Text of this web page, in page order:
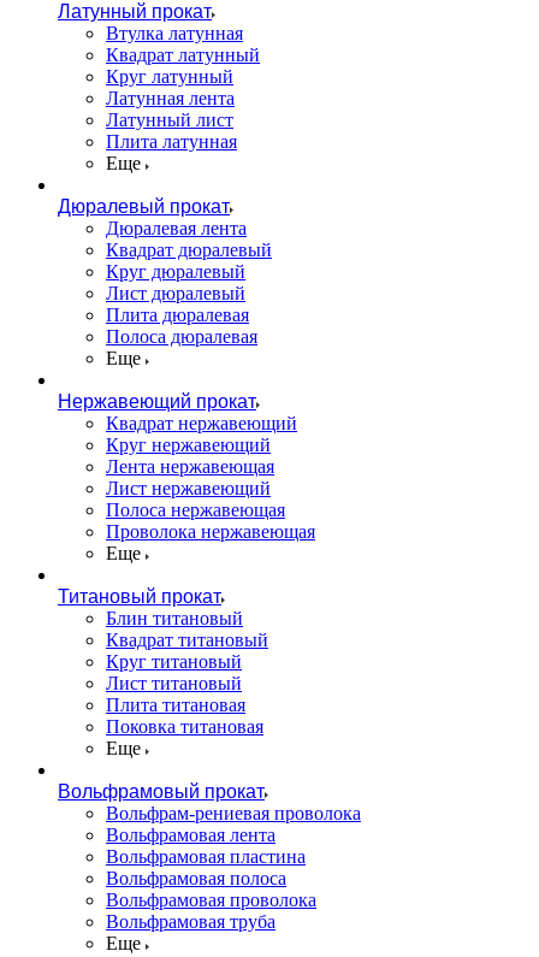
Латунный прокат
Втулка латунная
Квадрат латунный
Круг латунный
Латунная лента
Латунный лист
Плита латунная
Еще
Дюралевый прокат
Дюралевая лента
Квадрат дюралевый
Круг дюралевый
Лист дюралевый
Плита дюралевая
Полоса дюралевая
Еще
Нержавеющий прокат
Квадрат нержавеющий
Круг нержавеющий
Лента нержавеющая
Лист нержавеющий
Полоса нержавеющая
Проволока нержавеющая
Еще
Титановый прокат
Блин титановый
Квадрат титановый
Круг титановый
Лист титановый
Плита титановая
Поковка титановая
Еще
Вольфрамовый прокат
Вольфрам-рениевая проволока
Вольфрамовая лента
Вольфрамовая пластина
Вольфрамовая полоса
Вольфрамовая проволока
Вольфрамовая труба
Еще